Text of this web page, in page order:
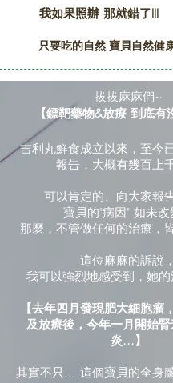
我如果照辦 那就錯了III
只要吃的自然 寶貝自然健
拔拔麻麻們~
【鏢靶藥物&放療 到底有
吉利丸鮮食成立以來，至今
報告，大概有幾百上
可以肯定的、向大家報
寶貝的"病因" 如未改
那麼，不管做任何的治療，
這位麻麻的訴說，
我可以強烈地感受到，她
【去年四月發現肥大細胞瘤
及放療後，今年一月開始
炎...】
其實不只... 這個寶貝的全身